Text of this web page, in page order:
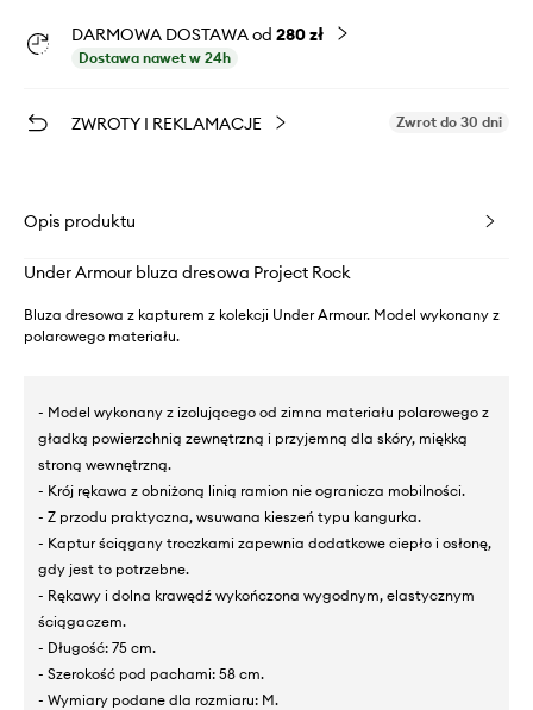
DARMOWA DOSTAWA od 280 zł
Dostawa nawet w 24h
ZWROTY I REKLAMACJE Zwrot do 30 dni
Opis produktu
Under Armour bluza dresowa Project Rock
Bluza dresowa z kapturem z kolekcji Under Armour. Model wykonany z
polarowego materiału.
- Model wykonany z izolującego od zimna materiału polarowego z
gładką powierzchnią zewnętrzną i przyjemną dla skóry, miękką
stroną wewnętrzną.
- Krój rękawa z obniżoną linią ramion nie ogranicza mobilności.
- Z przodu praktyczna, wsuwana kieszeń typu kangurka.
- Kaptur ściągany troczkami zapewnia dodatkowe ciepło i osłonę,
gdy jest to potrzebne.
- Rękawy i dolna krawędź wykończona wygodnym, elastycznym
ściągaczem.
- Długość: 75 cm.
- Szerokość pod pachami: 58 cm.
- Wymiary podane dla rozmiaru: M.